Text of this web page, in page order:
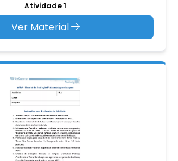
Atividade 1
Ver Material